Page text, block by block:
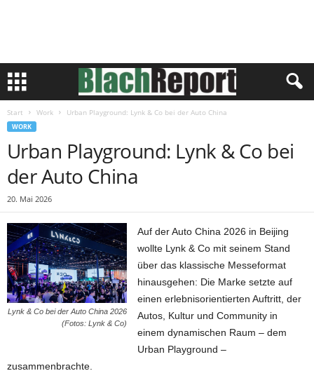
Start Work Urban Playground: Lynk & Co bei der Auto China
WORK
Urban Playground: Lynk & Co bei
der Auto China
20. Mai 2026
Lynk & Co bei der Auto China 2026
(Fotos: Lynk & Co)
Auf der Auto China 2026 in Beijing
wollte Lynk & Co mit seinem Stand
über das klassische Messeformat
hinausgehen: Die Marke setzte auf
einen erlebnisorientierten Auftritt, der
Autos, Kultur und Community in
einem dynamischen Raum – dem
Urban Playground –
zusammenbrachte.